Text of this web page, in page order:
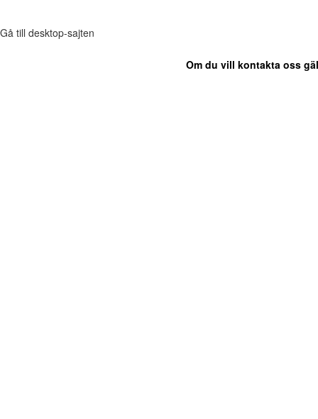
Gå till desktop-sajten
Om du vill kontakta oss